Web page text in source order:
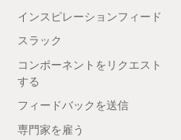
インスピレーションフィード
スラック
コンポーネントをリクエスト
する
フィードバックを送信
専門家を雇う